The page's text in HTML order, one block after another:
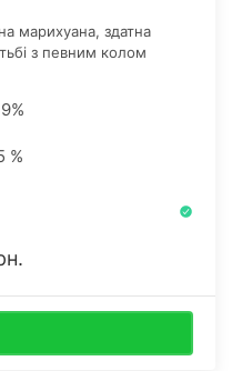
марихуана, здатна
з певним колом
%